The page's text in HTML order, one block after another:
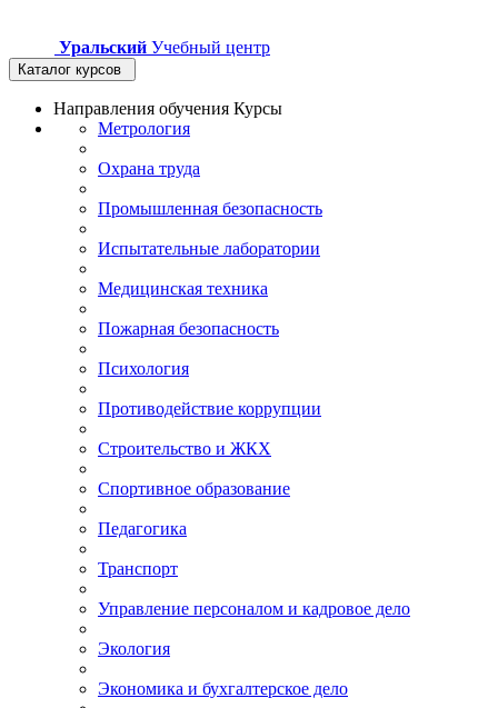
Уральский Учебный центр
Каталог курсов
Направления обучения Курсы
Метрология
Охрана труда
Промышленная безопасность
Испытательные лаборатории
Медицинская техника
Пожарная безопасность
Психология
Противодействие коррупции
Строительство и ЖКХ
Спортивное образование
Педагогика
Транспорт
Управление персоналом и кадровое дело
Экология
Экономика и бухгалтерское дело